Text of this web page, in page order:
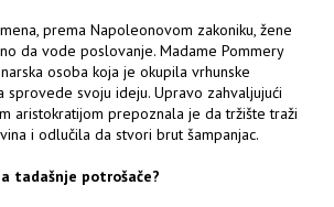
prema Napoleonovom zakoniku, žene
da vode poslovanje. Madame Pommery
osoba koja je okupila vrhunske
sprovede svoju ideju. Upravo zahvaljujući
aristokratijom prepoznala je da tržište traži
i odlučila da stvori brut šampanjac.
tadašnje potrošače?